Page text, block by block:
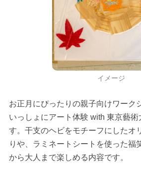
イメージ
お正月にぴったりの親子向けワーク
いっしょにアート体験 with 東京藝術
す。干支のヘビをモチーフにしたオ
りや、ラミネートシートを使った福
から大人まで楽しめる内容です。